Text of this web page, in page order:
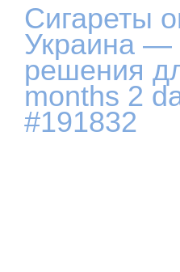
Сигареты
Украина —
решения
months 2
#191832